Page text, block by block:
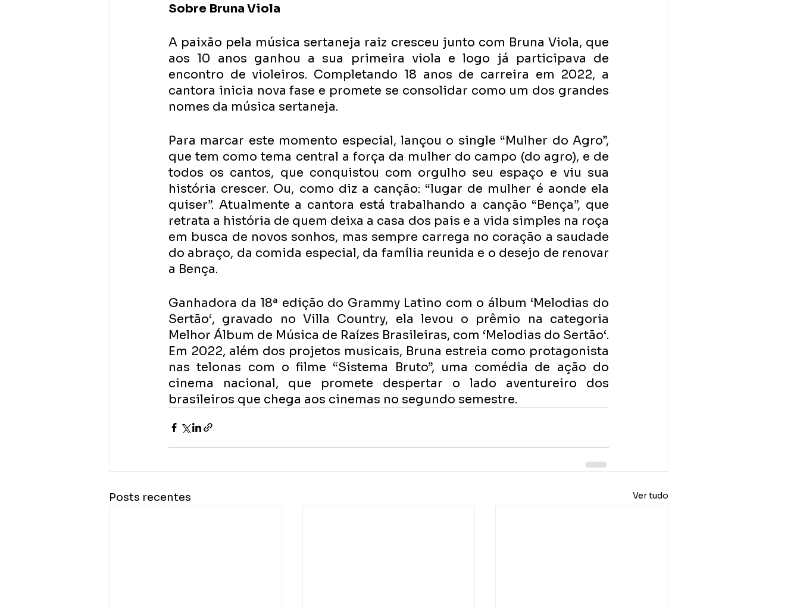
Sobre Bruna Viola
A paixão pela música sertaneja raiz cresceu junto com Bruna Viola, que
aos 10 anos ganhou a sua primeira viola e logo já participava de
encontro de violeiros. Completando 18 anos de carreira em 2022, a
cantora inicia nova fase e promete se consolidar como um dos grandes
nomes da música sertaneja.
Para marcar este momento especial, lançou o single “Mulher do Agro”,
que tem como tema central a força da mulher do campo (do agro), e de
todos os cantos, que conquistou com orgulho seu espaço e viu sua
história crescer. Ou, como diz a canção: “lugar de mulher é aonde ela
quiser”. Atualmente a cantora está trabalhando a canção “Bença”, que
retrata a história de quem deixa a casa dos pais e a vida simples na roça
em busca de novos sonhos, mas sempre carrega no coração a saudade
do abraço, da comida especial, da família reunida e o desejo de renovar
a Bença.
Ganhadora da 18ª edição do Grammy Latino com o álbum ‘Melodias do
Sertão‘, gravado no Villa Country, ela levou o prêmio na categoria
Melhor Álbum de Música de Raízes Brasileiras, com ‘Melodias do Sertão‘.
Em 2022, além dos projetos musicais, Bruna estreia como protagonista
nas telonas com o filme “Sistema Bruto”, uma comédia de ação do
cinema nacional, que promete despertar o lado aventureiro dos
brasileiros que chega aos cinemas no segundo semestre.
Posts recentes Ver tudo